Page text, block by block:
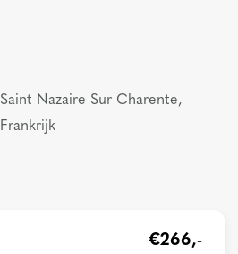
Saint Nazaire Sur Charente,
Frankrijk
€266,-